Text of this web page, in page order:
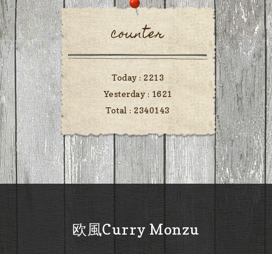
counter
Today : 2213
Yesterday : 1621
Total : 2340143
欧風Curry Monzu